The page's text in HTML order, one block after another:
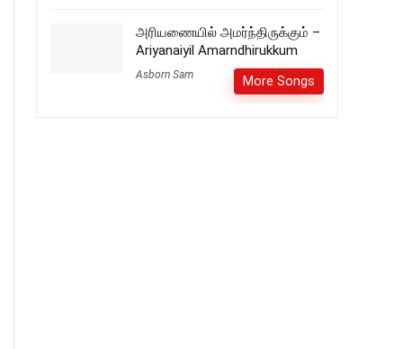
அரியணையில் அமர்ந்திருக்கும் –
Ariyanaiyil Amarndhirukkum
Asborn Sam More Songs